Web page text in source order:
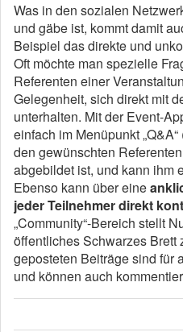
Was in den sozialen
und gäbe ist, kommt damit
Beispiel das direkte und
Oft möchte man spezielle
Referenten einer
Gelegenheit, sich direkt mit
unterhalten. Mit der Event-
einfach im Menüpunkt
den gewünschten
abgebildet ist, und kann ihm
Ebenso kann über eine
jeder Teilnehmer direkt
„Community“-Bereich stellt
öffentliches Schwarzes Brett
geposteten Beiträge sind für
und können auch